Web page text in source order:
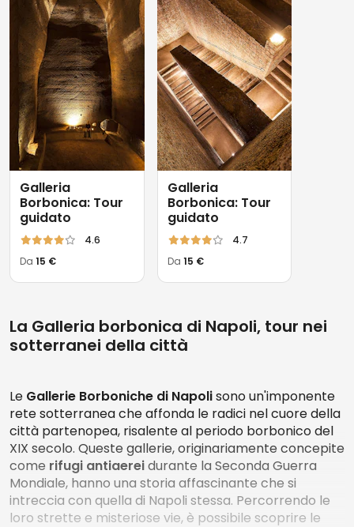
Galleria
Borbonica: Tour
guidato
4.6
Da 15 €
Galleria
Borbonica: Tour
guidato
4.7
Da 15 €
La Galleria borbonica di Napoli, tour nei
sotterranei della città
Le Gallerie Borboniche di Napolisono un'imponente
rete sotterranea che affonda le radici nel cuore della
città partenopea, risalente al periodo borbonico del
XIX secolo. Queste gallerie, originariamente concepite
come rifugi antiaereidurante la Seconda Guerra
Mondiale, hanno una storia affascinante che si
intreccia con quella di Napoli stessa. Percorrendo le
loro strette e misteriose vie, è possibile scoprire le